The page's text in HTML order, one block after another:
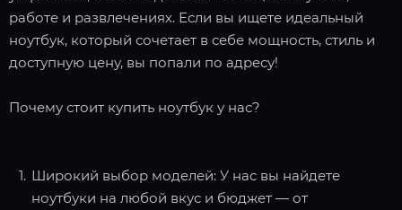
работе и развлечениях. Если вы ищете идеальный
ноутбук, который сочетает в себе мощность, стиль и
доступную цену, вы попали по адресу!
Почему стоит купить ноутбук у нас?
Широкий выбор моделей: У нас вы найдете
ноутбуки на любой вкус и бюджет — от